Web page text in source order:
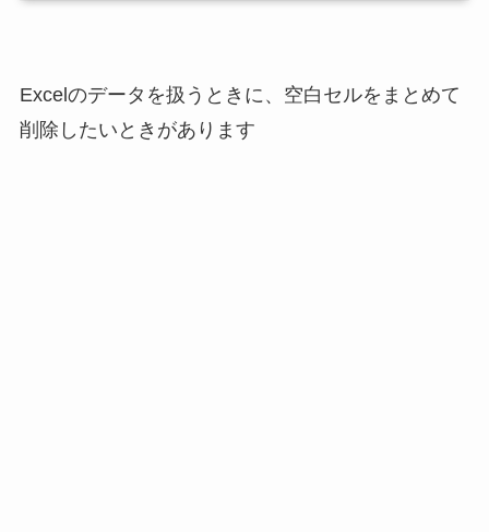
Excelのデータを扱うときに、空白セルをまとめて
削除したいときがあります